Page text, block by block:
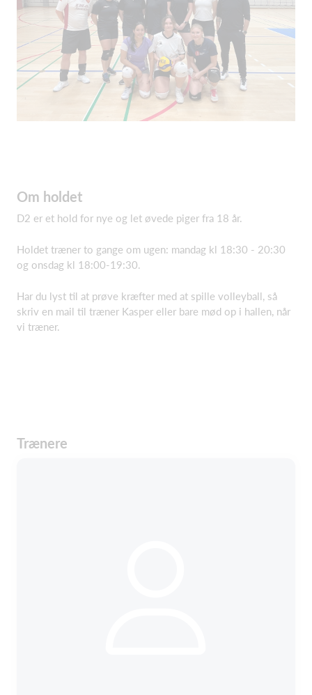
Om holdet
D2 er et hold for nye og let øvede piger fra 18 år.
Holdet træner to gange om ugen: mandag kl 18:30 - 20:30
og onsdag kl 18:00-19:30.
Har du lyst til at prøve kræfter med at spille volleyball, så
skriv en mail til træner Kasper eller bare mød op i hallen, når
vi træner.
Trænere